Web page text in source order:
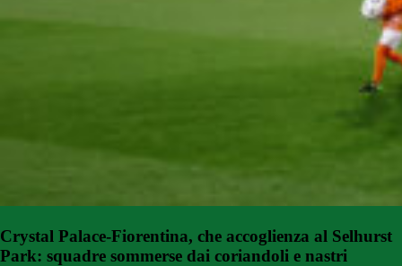
Crystal Palace-Fiorentina, che accoglienza al Selhurst
Park: squadre sommerse dai coriandoli e nastri